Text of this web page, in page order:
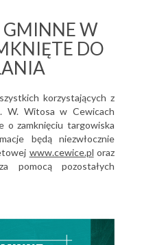
W
DO
korzystających z
W. Witosa w Cewicach
o zamknięciu targowiska
będą niezwłocznie
www.cewice.pl oraz
pomocą pozostałych